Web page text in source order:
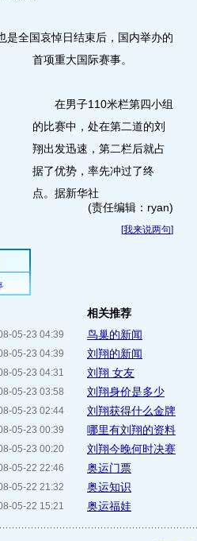
全国哀悼日结束后，国内举办的
首项重大国际赛事。
在男子110米栏第四小组
的比赛中，处在第二道的刘
翔出发迅速，第二栏后就占
据了优势，率先冲过了终
点。据新华社
(责任编辑：ryan)
[我来说两句]
05-23 04:39
05-23 04:39
05-23 04:31
05-23 03:58
05-23 02:44
05-23 00:39
05-23 00:20
05-22 22:46
05-22 21:32
05-22 15:21
相关推荐
鸟巢的新闻
刘翔的新闻
刘翔 女友
刘翔身价是多少
刘翔获得什么金牌
哪里有刘翔的资料
刘翔今晚何时决赛
奥运门票
奥运知识
奥运福娃